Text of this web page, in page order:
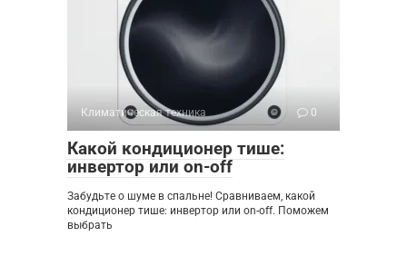
Климатическая техника 0
Какой кондиционер тише:
инвертор или on-off
Забудьте о шуме в спальне! Сравниваем, какой
кондиционер тише: инвертор или on-off. Поможем
выбрать